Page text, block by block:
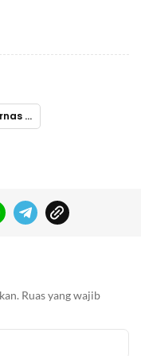
ini
Ruas yang wajib